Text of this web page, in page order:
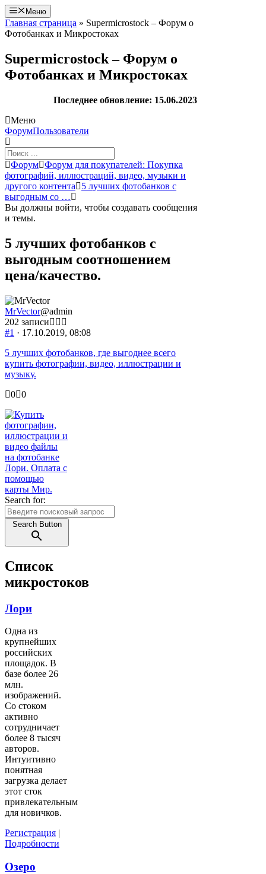
Перейти
к
содержимому
Меню
Главная страница » Supermicrostock – Форум о
Фотобанках и Микростоках
Supermicrostock – Форум о
Фотобанках и Микростоках
Последнее обновление: 15.06.2023
Меню
Навигация
Форума
ФорумПользователи
Форум
breadcrumbs
-
Вы
здесь:
Форум Форум для покупателей: Покупка
фотографий, иллюстраций, видео, музыки и
другого контента
5 лучших фотобанков с
выгодным со …
Вы должны войти, чтобы создавать сообщения
и темы.
5 лучших фотобанков с
выгодным соотношением
цена/качество.
MrVector@admin
202 записи
#1 · 17.10.2019, 08:08
5 лучших фотобанков, где выгоднее всего
купить фотографии, видео, иллюстрации и
музыку.
Голосуйте
палец
вниз.
0 Голосуйте
палец
вверх.
0
Search for:
Search Button
Список
микростоков
Лори
Одна из
крупнейших
российских
площадок. В
базе более 26
млн.
изображений.
Со стоком
активно
сотрудничает
более 8 тысяч
авторов.
Интуитивно
понятная
загрузка делает
этот сток
привлекательным
для новичков.
Регистрация
Подробности
Озеро